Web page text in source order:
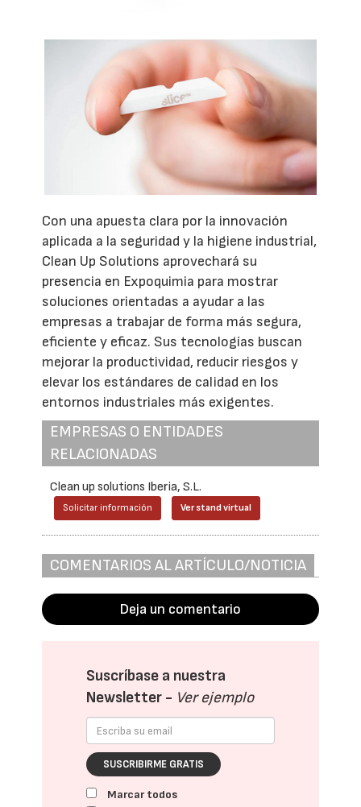
Con una apuesta clara por la innovación
aplicada a la seguridad y la higiene industrial,
Clean Up Solutions aprovechará su
presencia en Expoquimia para mostrar
soluciones orientadas a ayudar a las
empresas a trabajar de forma más segura,
eficiente y eficaz. Sus tecnologías buscan
mejorar la productividad, reducir riesgos y
elevar los estándares de calidad en los
entornos industriales más exigentes.
EMPRESAS O ENTIDADES
RELACIONADAS
Clean up solutions Iberia, S.L.
Solicitar información Ver stand virtual
COMENTARIOS AL ARTÍCULO/NOTICIA
Deja un comentario
Suscríbase a nuestra
Newsletter - Ver ejemplo
SUSCRIBIRME GRATIS
Marcar todos